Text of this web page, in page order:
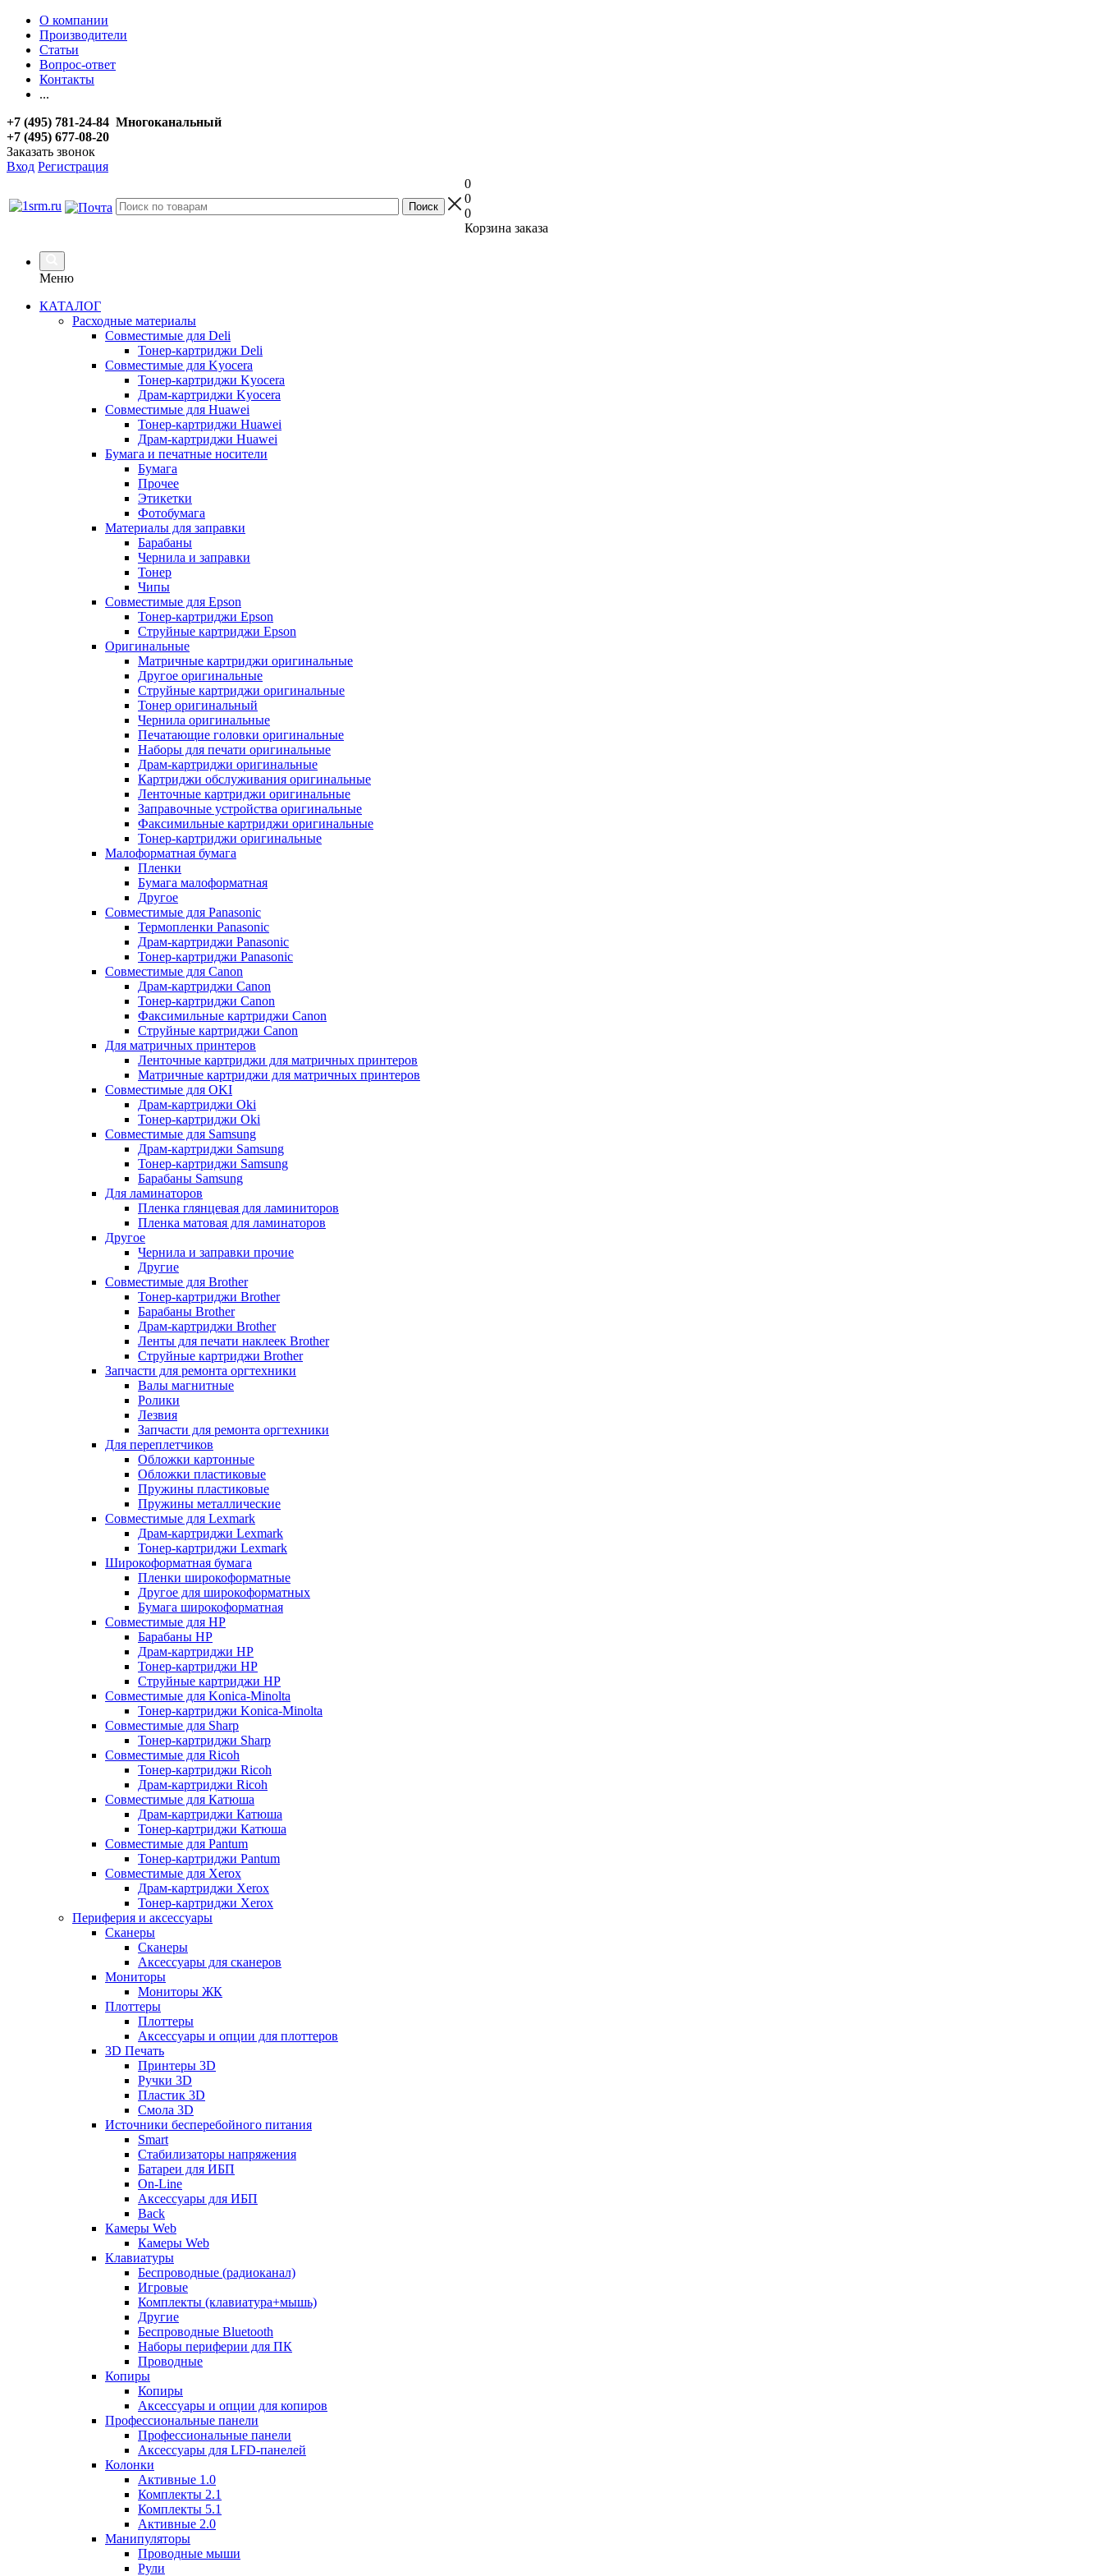
О компании
Производители
Статьи
Вопрос-ответ
Контакты
...
+7 (495) 781-24-84 Многоканальный
+7 (495) 677-08-20
Заказать звонок
Вход Регистрация
0
0
0
Корзина заказа
Меню
КАТАЛОГ
Расходные материалы
Совместимые для Deli
Тонер-картриджи Deli
Совместимые для Kyocera
Тонер-картриджи Kyocera
Драм-картриджи Kyocera
Совместимые для Huawei
Тонер-картриджи Huawei
Драм-картриджи Huawei
Бумага и печатные носители
Бумага
Прочее
Этикетки
Фотобумага
Материалы для заправки
Барабаны
Чернила и заправки
Тонер
Чипы
Совместимые для Epson
Тонер-картриджи Epson
Струйные картриджи Epson
Оригинальные
Матричные картриджи оригинальные
Другое оригинальные
Струйные картриджи оригинальные
Тонер оригинальный
Чернила оригинальные
Печатающие головки оригинальные
Наборы для печати оригинальные
Драм-картриджи оригинальные
Картриджи обслуживания оригинальные
Ленточные картриджи оригинальные
Заправочные устройства оригинальные
Факсимильные картриджи оригинальные
Тонер-картриджи оригинальные
Малоформатная бумага
Пленки
Бумага малоформатная
Другое
Совместимые для Panasonic
Термопленки Panasonic
Драм-картриджи Panasonic
Тонер-картриджи Panasonic
Совместимые для Canon
Драм-картриджи Canon
Тонер-картриджи Canon
Факсимильные картриджи Canon
Струйные картриджи Canon
Для матричных принтеров
Ленточные картриджи для матричных принтеров
Матричные картриджи для матричных принтеров
Совместимые для OKI
Драм-картриджи Oki
Тонер-картриджи Oki
Совместимые для Samsung
Драм-картриджи Samsung
Тонер-картриджи Samsung
Барабаны Samsung
Для ламинаторов
Пленка глянцевая для ламиниторов
Пленка матовая для ламинаторов
Другое
Чернила и заправки прочие
Другие
Совместимые для Brother
Тонер-картриджи Brother
Барабаны Brother
Драм-картриджи Brother
Ленты для печати наклеек Brother
Струйные картриджи Brother
Запчасти для ремонта оргтехники
Валы магнитные
Ролики
Лезвия
Запчасти для ремонта оргтехники
Для переплетчиков
Обложки картонные
Обложки пластиковые
Пружины пластиковые
Пружины металлические
Совместимые для Lexmark
Драм-картриджи Lexmark
Тонер-картриджи Lexmark
Широкоформатная бумага
Пленки широкоформатные
Другое для широкоформатных
Бумага широкоформатная
Совместимые для HP
Барабаны HP
Драм-картриджи HP
Тонер-картриджи HP
Струйные картриджи HP
Совместимые для Konica-Minolta
Тонер-картриджи Konica-Minolta
Совместимые для Sharp
Тонер-картриджи Sharp
Совместимые для Ricoh
Тонер-картриджи Ricoh
Драм-картриджи Ricoh
Совместимые для Катюша
Драм-картриджи Катюша
Тонер-картриджи Катюша
Совместимые для Pantum
Тонер-картриджи Pantum
Совместимые для Xerox
Драм-картриджи Xerox
Тонер-картриджи Xerox
Периферия и аксессуары
Сканеры
Сканеры
Аксессуары для сканеров
Мониторы
Мониторы ЖК
Плоттеры
Плоттеры
Аксессуары и опции для плоттеров
3D Печать
Принтеры 3D
Ручки 3D
Пластик 3D
Смола 3D
Источники бесперебойного питания
Smart
Стабилизаторы напряжения
Батареи для ИБП
On-Line
Аксессуары для ИБП
Back
Камеры Web
Камеры Web
Клавиатуры
Беспроводные (радиоканал)
Игровые
Комплекты (клавиатура+мышь)
Другие
Беспроводные Bluetooth
Наборы периферии для ПК
Проводные
Копиры
Копиры
Аксессуары и опции для копиров
Профессиональные панели
Профессиональные панели
Аксессуары для LFD-панелей
Колонки
Активные 1.0
Комплекты 2.1
Комплекты 5.1
Активные 2.0
Манипуляторы
Проводные мыши
Рули